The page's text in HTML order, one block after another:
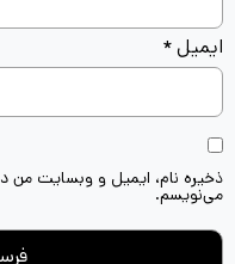
ایمیل*
ذخیره نام، ایمیل و وبسایت من
می‌نویسم.